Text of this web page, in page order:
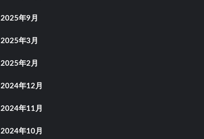
2025年9月
2025年3月
2025年2月
2024年12月
2024年11月
2024年10月